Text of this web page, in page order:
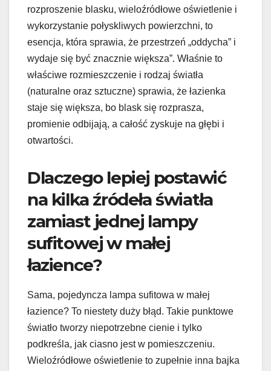
rozproszenie blasku, wieloźródłowe oświetlenie i
wykorzystanie połyskliwych powierzchni, to
esencja, która sprawia, że przestrzeń „oddycha” i
wydaje się być znacznie większa”. Właśnie to
właściwe rozmieszczenie i rodzaj światła
(naturalne oraz sztuczne) sprawia, że łazienka
staje się większa, bo blask się rozprasza,
promienie odbijają, a całość zyskuje na głębi i
otwartości.
Dlaczego lepiej postawić
na kilka źródeła światła
zamiast jednej lampy
sufitowej w małej
łazience?
Sama, pojedyncza lampa sufitowa w małej
łazience? To niestety duży błąd. Takie punktowe
światło tworzy niepotrzebne cienie i tylko
podkreśla, jak ciasno jest w pomieszczeniu.
Wieloźródłowe oświetlenie to zupełnie inna bajka